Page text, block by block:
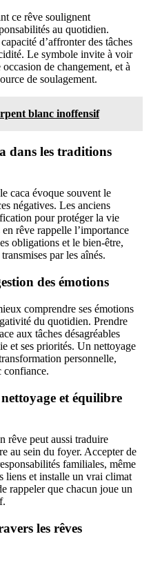
ce rêve soulignent
au quotidien.
d’affronter des tâches
Le symbole invite à voir
de changement, et à
de soulagement.
blanc inoffensif
dans les traditions
caca évoque souvent le
négatives. Les anciens
pour protéger la vie
rêve rappelle l’importance
obligations et le bien-être,
par les aînés.
des émotions
comprendre ses émotions
du quotidien. Prendre
aux tâches désagréables
et ses priorités. Un nettoyage
personnelle,
confiance.
et équilibre
rêve peut aussi traduire
au sein du foyer. Accepter de
familiales, même
liens et installe un vrai climat
rappeler que chacun joue un
les rêves